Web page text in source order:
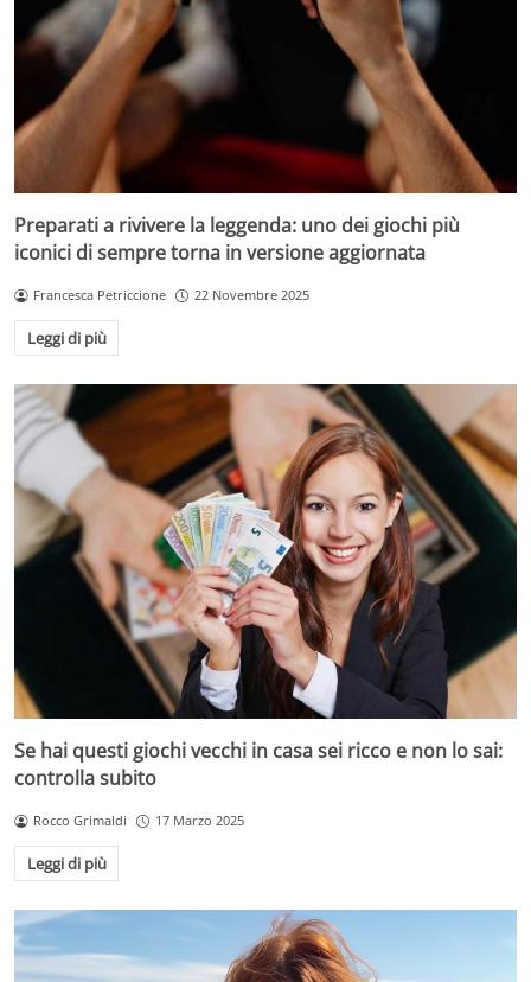
Preparati a rivivere la leggenda: uno dei giochi più
iconici di sempre torna in versione aggiornata
Francesca Petriccione 22 Novembre 2025
Leggi di più
Se hai questi giochi vecchi in casa sei ricco e non lo sai:
controlla subito
Rocco Grimaldi 17 Marzo 2025
Leggi di più